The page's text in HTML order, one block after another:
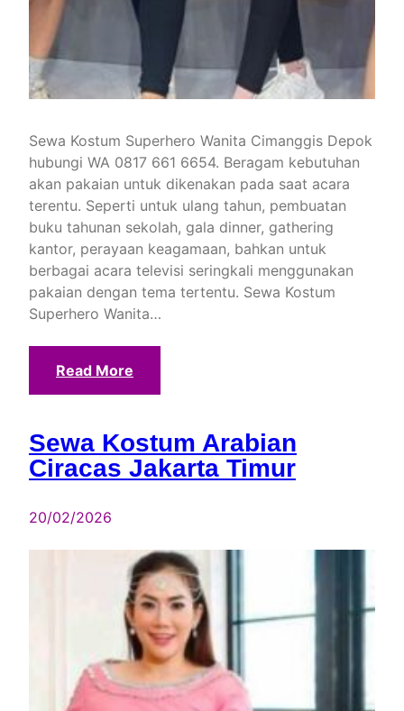
Sewa Kostum Superhero Wanita Cimanggis Depok
hubungi WA 0817 661 6654. Beragam kebutuhan
akan pakaian untuk dikenakan pada saat acara
terentu. Seperti untuk ulang tahun, pembuatan
buku tahunan sekolah, gala dinner, gathering
kantor, perayaan keagamaan, bahkan untuk
berbagai acara televisi seringkali menggunakan
pakaian dengan tema tertentu. Sewa Kostum
Superhero Wanita…
Read More
Sewa Kostum Arabian
Ciracas Jakarta Timur
20/02/2026